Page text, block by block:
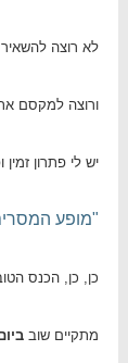
לא רוצה
ורוצה למקסם
יש לי פתרון
"מופע
כן, כן, הכנס
מתקיים שוב